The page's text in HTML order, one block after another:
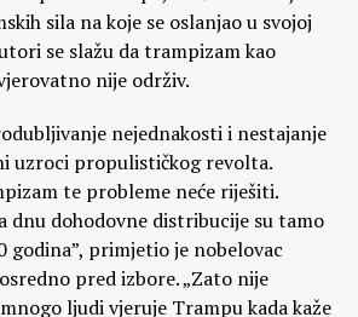
sila na koje se oslanjao u svojoj
se slažu da trampizam kao
nije održiv.
nejednakosti i nestajanje
uzroci propulističkog revolta.
te probleme neće riješiti.
dnu dohodovne distribucije su tamo
godina”, primjetio je nobelovac
pred izbore. „Zato nije
ljudi vjeruje Trampu kada kaže